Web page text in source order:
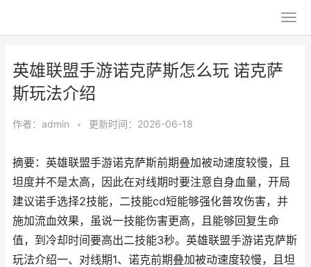
英雄联盟手游诺克萨斯怎么玩 诺克萨
斯玩法介绍
作者： admin • 更新时间：2026-06-18
摘要：英雄联盟手游诺克萨斯前期叠加被动速度较慢，且
坦度并不是太高，因此在对线期时要注意自身血量，开局
建议诺手选择2技能，二技能cd短能够强化普攻伤害，并
施加流血效果，虽说一技能伤害更高，且能够回复生命
值，到冷却时间要高出二技能3秒。英雄联盟手游诺克萨斯
玩法介绍一、对线期1、诺克前期叠加被动速度较慢，且坦